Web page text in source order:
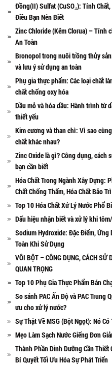
Đồng(II) Sulfat (CuSO₄): Tính
Điều Bạn Nên Biết
Zinc Chloride (Kẽm Clorua) – Tính
An Toàn
Bronopol trong nuôi trồng thủy
và lưu ý sử dụng an toàn
Phụ gia thực phẩm: Các loại chất
chất chống oxy hóa
Dầu mỏ và hóa dầu: Hành trình từ
thiết yếu
Kim cương và than chì: Vì sao
chất khác nhau?
Zinc Oxide là gì? Công dụng, cách
bạn cần biết
Hóa Chất Trong Ngành Xây Dựng:
Chất Chống Thấm, Hóa Chất Bảo
Top 10 Hóa Chất Xử Lý Nước Phổ
Dấu hiệu nhận biết và xử lý khi
Sodium Hydroxide: Đặc Điểm, Ứng
Toàn Khi Sử Dụng
VÔI BỘT – CÔNG DỤNG, CÁCH SỬ
QUAN TRỌNG
Top 10 Phụ Gia Thực Phẩm Bán
So sánh PAC Ấn Độ và PAC Trung
ưu cho xử lý nước?
Sự Thật Về MSG (Bột Ngọt): Nó
Mẹo Làm Sạch Nước Giếng Đơn
Thành Phần Dinh Dưỡng Cần Thiết
Bí Quyết Tối Ưu Hóa Sự Phát Triển